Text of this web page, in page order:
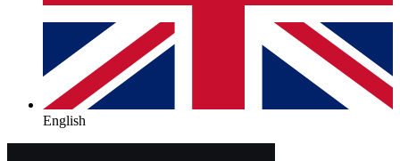
English